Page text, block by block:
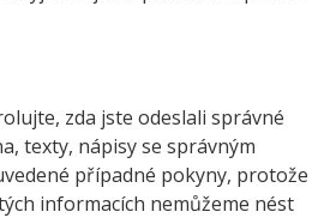
zda jste odeslali správné
texty, nápisy se správným
případné pokyny, protože
informacích nemůžeme nést